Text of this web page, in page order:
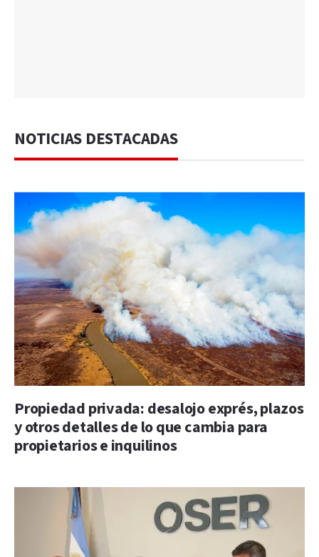
NOTICIAS DESTACADAS
Propiedad privada: desalojo exprés, plazos
y otros detalles de lo que cambia para
propietarios e inquilinos